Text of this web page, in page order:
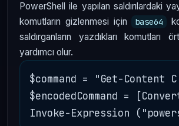
PowerShell ile yapılan saldırılardaki
komutların gizlenmesi için
base64
saldırganların yazdıkları komutları
yardımcı olur.
$command = "Get-
$encodedCommand =